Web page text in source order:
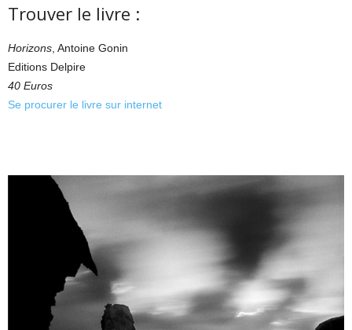
Trouver le livre :
Horizons , Antoine Gonin
Editions Delpire
40 Euros
Se procurer le livre sur internet